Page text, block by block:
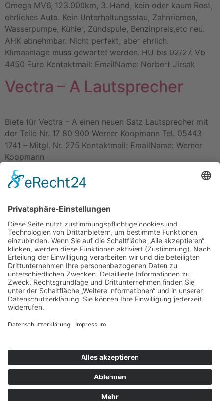
Omega MV6, 123.000km, 3. Hand, kein oder kaum Rost,
ehrliches Auto. Kein Unterhaltungsstau, Zahnriemen,
Wasserpumpe, Kühler, Zündspule, Benzinpreis,etc neu.
AHK abnehmbar. Nicht perfekt, aber ehrlich.
Klimaanlage muss gewartet werden. HU bis 02/27. Vb
4450 Euro Kontaktmail: EmailName: Norbert Jirsak
Vectra – A Lautsprecher
Biete für Vectra – A einen neuen Satz Lautsprecher mit
der Teile Nr. 17 80 900 Werner Koopmann Tel. 05443
1741 – Mitgl. Nr. 275 Kontaktmail: EmailName: Werner
Koopmann
Weiter→
Impressum
Datenschutzerklärung
Mitgliederbereich
Facebook
Instagram
Umsetzung:DOUBLE-A-DESIGN
Kontakt
Impressum
Datenschutzerklärung
Mitgliederbereich
Facebook
Instagram
Hier können Sie die gesamte Webseite durchsuchen: